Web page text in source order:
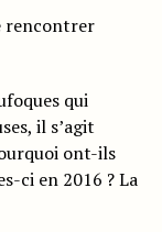
rencontrer
qui
il s’agit
ont-ils
ci en 2016 ? La